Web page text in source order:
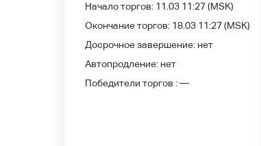
Начало торгов: 11.03 11:27(MSK)
Окончание торгов: 18.03 11:27(MSK)
Досрочное завершение: нет
Автопродление: нет
Победители торгов :—